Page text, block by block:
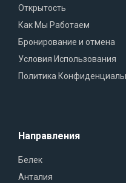
Открытость
Как Мы Работаем
Бронирование и отмена
Условия Использования
Политика
Направления
Белек
Анталия